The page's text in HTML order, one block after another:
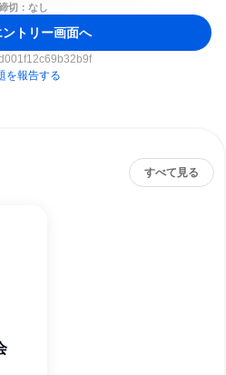
切：なし
ントリー画面へ
を報告する
すべて見る